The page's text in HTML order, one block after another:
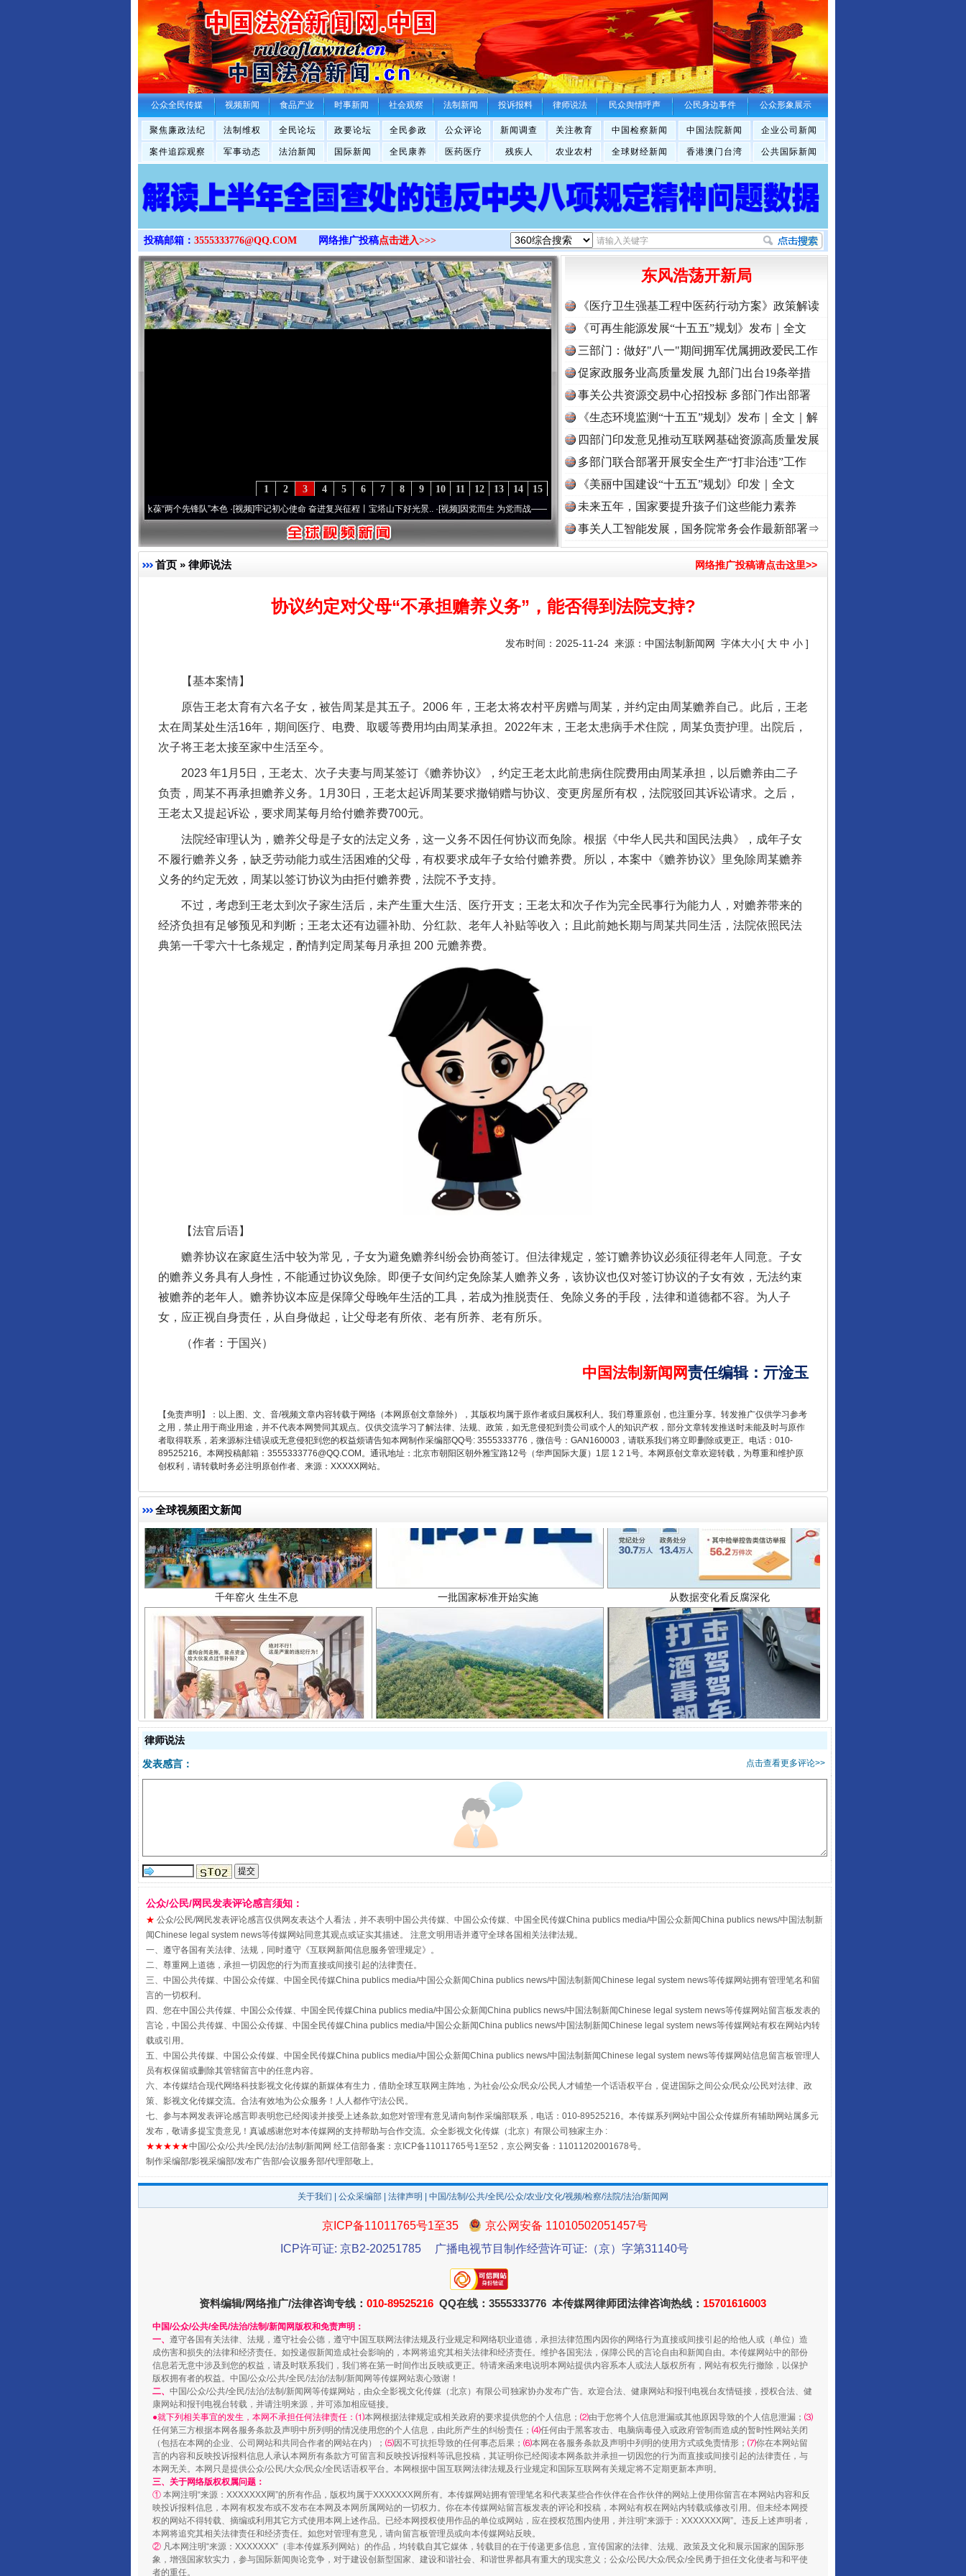
>
公众全民传媒 视频新闻 食品产业 时事新闻 社会观察 法制新闻 投诉报料 律师说法 民众舆情呼声 公民身边事件 公众形象展示
聚焦廉政法纪 法制维权 全民论坛 政要论坛 全民参政 公众评论 新闻调查 关注教育 中国检察新闻 中国法院新闻 企业公司新闻
案件追踪观察 军事动态 法治新闻 国际新闻 全民康养 医药医疗 残疾人 农业农村 全球财经新闻 香港澳门台湾 公共国际新闻
投稿邮箱： 3555333776@QQ.COM 网络推广投稿点击进入>>>
15
14
13
12
11
10
9
8
7
6
5
4
3
2
1
永葆“两个先锋队”本色·[视频]牢记初心使命 奋进复兴征程丨宝塔山下好光景..·[视频]因党而生 为党而战——百年“纪”事⑧加强纪律..·[视频] 牢记初心使命 奋进复兴征程丨“转折之城”激荡..
东风浩荡开新局
《医疗卫生强基工程中医药行动方案》政策解读
《可再生能源发展“十五五”规划》发布｜全文
三部门：做好"八一"期间拥军优属拥政爱民工作
促家政服务业高质量发展 九部门出台19条举措
事关公共资源交易中心招投标 多部门作出部署
《生态环境监测“十五五”规划》发布｜全文｜解
读
四部门印发意见推动互联网基础资源高质量发展
多部门联合部署开展安全生产“打非治违”工作
《美丽中国建设“十五五”规划》印发｜全文
未来五年，国家要提升孩子们这些能力素养
事关人工智能发展，国务院常务会作最新部署⇒
首页 » 律师说法 网络推广投稿请点击这里>>
协议约定对父母“不承担赡养义务”，能否得到法院支持?
发布时间：2025-11-24 来源： 中国法制新闻网 字体大小[ 大 中 小 ]
【基本案情】
原告王老太育有六名子女，被告周某是其五子。2006 年，王老太将农村平房赠与周某，并约定由周某赡养自己。此后，王老
太在周某处生活16年，期间医疗、电费、取暖等费用均由周某承担。2022年末，王老太患病手术住院，周某负责护理。出院后，
次子将王老太接至家中生活至今。
2023 年1月5日，王老太、次子夫妻与周某签订《赡养协议》，约定王老太此前患病住院费用由周某承担，以后赡养由二子
负责，周某不再承担赡养义务。1月30日，王老太起诉周某要求撤销赠与协议、变更房屋所有权，法院驳回其诉讼请求。之后，
王老太又提起诉讼，要求周某每月给付赡养费700元。
法院经审理认为，赡养父母是子女的法定义务，这一义务不因任何协议而免除。根据《中华人民共和国民法典》，成年子女
不履行赡养义务，缺乏劳动能力或生活困难的父母，有权要求成年子女给付赡养费。所以，本案中《赡养协议》里免除周某赡养
义务的约定无效，周某以签订协议为由拒付赡养费，法院不予支持。
不过，考虑到王老太到次子家生活后，未产生重大生活、医疗开支；王老太和次子作为完全民事行为能力人，对赡养带来的
经济负担有足够预见和判断；王老太还有边疆补助、分红款、老年人补贴等收入；且此前她长期与周某共同生活，法院依照民法
典第一千零六十七条规定，酌情判定周某每月承担 200 元赡养费。
【法官后语】
赡养协议在家庭生活中较为常见，子女为避免赡养纠纷会协商签订。但法律规定，签订赡养协议必须征得老年人同意。子女
的赡养义务具有人身性，不能通过协议免除。即便子女间约定免除某人赡养义务，该协议也仅对签订协议的子女有效，无法约束
被赡养的老年人。赡养协议本应是保障父母晚年生活的工具，若成为推脱责任、免除义务的手段，法律和道德都不容。为人子
女，应正视自身责任，从自身做起，让父母老有所依、老有所养、老有所乐。
（作者：于国兴）
中国法制新闻网责任编辑： 亓淦玉
【免责声明】：以上图、文、音/视频文章内容转载于网络（本网原创文章除外），其版权均属于原作者或归属权利人。我们尊重原创，也注重分享。转发推广仅供学习参考
之用，禁止用于商业用途，并不代表本网赞同其观点。仅供交流学习了解法律、法规、政策，如无意侵犯到贵公司或个人的知识产权，部分文章转发推送时未能及时与原作
者取得联系，若来源标注错误或无意侵犯到您的权益烦请告知本网制作采编部QQ号: 3555333776，微信号：GAN160003，请联系我们将立即删除或更正。电话：010-
89525216。本网投稿邮箱：3555333776@QQ.COM。通讯地址：北京市朝阳区朝外雅宝路12号（华声国际大厦）1层 1 2 1号。本网原创文章欢迎转载，为尊重和维护原
创权利，请转载时务必注明原创作者、来源：XXXXX网站。
全球视频图文新闻
一纸欠条伤亲情 巡回调解促和解..
揭开“小金库”的免责幌子 以产业富民促振兴 酒驾未被当场查获能处罚吗
受贿1.44亿！段成刚被判无期
全民健身五年计划来了！等你上场 事关残疾人未来5年 让传统村落焕发生机
规模最大的光氢储一体化项目
国家大学科技园优化重塑工作 镜头丨大暑三秋近 山西：不断增强治理腐败综合效能
律师说法
点击查看更多评论>>
发表感言：
公众/公民/网民发表评论感言须知：
★ 公众/公民/网民发表评论感言仅供网友表达个人看法，并不表明中国公共传媒、中国公众传媒、中国全民传媒China publics media/中国公众新闻China publics news/中国法制新
闻Chinese legal system news等传媒网站同意其观点或证实其描述。 注意文明用语并遵守全球各国相关法律法规。
一、遵守各国有关法律、法规，同时遵守《互联网新闻信息服务管理规定》。
二、尊重网上道德，承担一切因您的行为而直接或间接引起的法律责任。
三、中国公共传媒、中国公众传媒、中国全民传媒China publics media/中国公众新闻China publics news/中国法制新闻Chinese legal system news等传媒网站拥有管理笔名和留
言的一切权利。
四、您在中国公共传媒、中国公众传媒、中国全民传媒China publics media/中国公众新闻China publics news/中国法制新闻Chinese legal system news等传媒网站留言板发表的
言论，中国公共传媒、中国公众传媒、中国全民传媒China publics media/中国公众新闻China publics news/中国法制新闻Chinese legal system news等传媒网站有权在网站内转
载或引用。
五、中国公共传媒、中国公众传媒、中国全民传媒China publics media/中国公众新闻China publics news/中国法制新闻Chinese legal system news等传媒网站信息留言板管理人
员有权保留或删除其管辖留言中的任意内容。
六、本传媒结合现代网络科技影视文化传媒的新媒体有生力，借助全球互联网主阵地，为社会/公众/民众/公民人才铺垫一个话语权平台，促进国际之间公众/民众/公民对法律、政
策、影视文化传媒交流。合法有效地为公众服务！人人都作守法公民。
七、参与本网发表评论感言即表明您已经阅读并接受上述条款,如您对管理有意见请向制作采编部联系，电话：010-89525216。本传媒系列网站中国公众传媒所有辅助网站属多元
发布，敬请多提宝贵意见！真诚感谢您对本传媒网的支持帮助与合作交流。众全影视文化传媒（北京）有限公司独家主办 :
★★★★★中国/公众/公共/全民/法治/法制/新闻网 经工信部备案：京ICP备11011765号1至52，京公网安备：11011202001678号。
制作采编部/影视采编部/发布广告部/会议服务部/代理部敬上。
关于我们 公众采编部 法律声明 | 中国/法制/公共/全民/公众/农业/文化/视频/检察/法院/法治/新闻网
京ICP备11011765号1至35
京公网安备 11010502051457号
ICP许可证: 京B2-20251785
广播电视节目制作经营许可证:（京）字第31140号
资料编辑/网络推广/法律咨询专线： 010-89525216 QQ在线：3555333776 本传媒网律师团法律咨询热线： 15701616003
中国/公众/公共/全民/法治/法制/新闻网版权和免责声明：
一、 遵守各国有关法律、法规，遵守社会公德，遵守中国互联网法律法规及行业规定和网络职业道德，承担法律范围内因你的网络行为直接或间接引起的给他人或（单位）造
成伤害和损失的法律和经济责任。如投递假新闻造成社会影响的，本网将追究其相关法律和经济责任。维护各国宪法，保障公民的言论自由和新闻自由。本传媒网站中的部份
信息若无意中涉及到您的权益，请及时联系我们，我们将在第一时间作出反映或更正。特请来函来电说明本网站提供内容系本人或法人版权所有，网站有权先行撤除，以保护
版权拥有者的权益。中国/公众/公共/全民/法治/法制/新闻网等传媒网站衷心致谢！
二、 中国/公众/公共/全民/法治/法制/新闻网等传媒网站，由众全影视文化传媒（北京）有限公司独家协办发布广告。欢迎合法、健康网站和报刊电视台友情链接，授权合法、健
康网站和报刊电视台转载，并请注明来源，并可添加相应链接。
●就下列相关事宜的发生，本网不承担任何法律责任：⑴本网根据法律规定或相关政府的要求提供您的个人信息； ⑵由于您将个人信息泄漏或其他原因导致的个人信息泄漏； ⑶
任何第三方根据本网各服务条款及声明中所列明的情况使用您的个人信息，由此所产生的纠纷责任； ⑷任何由于黑客攻击、电脑病毒侵入或政府管制而造成的暂时性网站关闭
（包括在本网的企业、公司网站和共同合作者的网站在内）； ⑸因不可抗拒导致的任何事态后果； ⑹本网在各服务条款及声明中列明的使用方式或免责情形； ⑺你在本网站留
言的内容和反映投诉报料信息人承认本网所有条款方可留言和反映投诉报料等讯息投稿，其证明你已经阅读本网条款并承担一切因您的行为而直接或间接引起的法律责任，与
本网无关。本网只是提供公众/公民/大众/民众/全民话语权平台。本网根据中国互联网法律法规及行业规定和国际互联网有关规定将不定期更新本声明。
三、关于网络版权权属问题：
① 本网注明“来源：XXXXXXX网”的所有作品，版权均属于XXXXXXX网所有。本传媒网站拥有管理笔名和代表某些合作伙伴在合作伙伴的网站上使用你留言在本网站内容和反
映投诉报料信息，本网有权发布或不发布在本网及本网所属网站的一切权力。你在本传媒网站留言板发表的评论和投稿，本网站有权在网站内转载或修改引用。但未经本网授
权的网站不得转载、摘编或利用其它方式使用本网上述作品。已经本网授权使用作品的单位或网站，应在授权范围内使用，并注明“来源于：XXXXXXX网”。违反上述声明者，
本网将追究其相关法律责任和经济责任。如您对管理有意见，请向留言板管理员或向本传媒网站反映。
② 凡本网注明“来源：XXXXXXX”（非本传媒系列网站）的作品，均转载自其它媒体，转载目的在于传递更多信息，宣传国家的法律、法规、政策及文化和展示国家的国际形
象，增强国家软实力，参与国际新闻舆论竞争，对于建设创新型国家、建设和谐社会、和谐世界都具有重大的现实意义；公众/公民/大众/民众/全民勇于担任文化使者与和平使
者的重任。